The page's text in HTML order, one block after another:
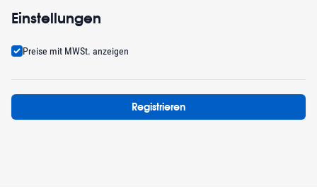
Einstellungen
Preise mit MWSt. anzeigen
Registrieren